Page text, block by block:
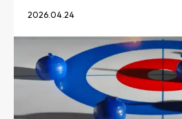
2026.04.24